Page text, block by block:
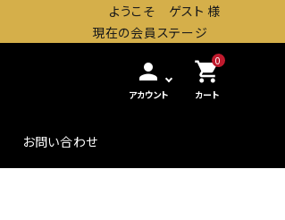
ようこそ ゲスト 様
現在の会員ステージ
person
アカウント
0
shopping_cart
カート
お問い合わせ